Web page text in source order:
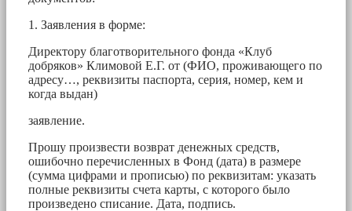
1. Заявления в форме:
Директору благотворительного фонда «Клуб
добряков» Климовой Е.Г. от (ФИО, проживающего по
адресу…, реквизиты паспорта, серия, номер, кем и
когда выдан)
заявление.
Прошу произвести возврат денежных средств,
ошибочно перечисленных в Фонд (дата) в размере
(сумма цифрами и прописью) по реквизитам: указать
полные реквизиты счета карты, с которого было
произведено списание. Дата, подпись.